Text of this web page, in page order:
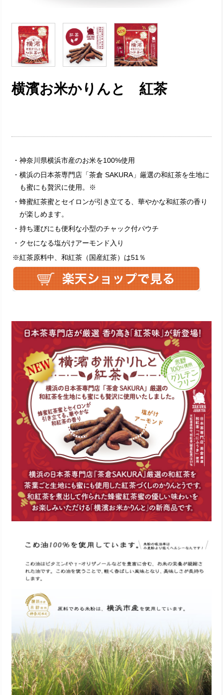
横濱お米かりんと 紅茶
・神奈川県横浜市産のお米を100%使用
・横浜の日本茶専門店「茶倉 SAKURA」厳選の和紅茶を生地に
も蜜にも贅沢に使用。※
・蜂蜜紅茶蜜とセイロンが引き立てる、華やかな和紅茶の香り
が楽しめます。
・持ち運びにも便利な小型のチャック付パウチ
・クセになる塩がけアーモンド入り
※紅茶原料中、和紅茶（国産紅茶）は51％